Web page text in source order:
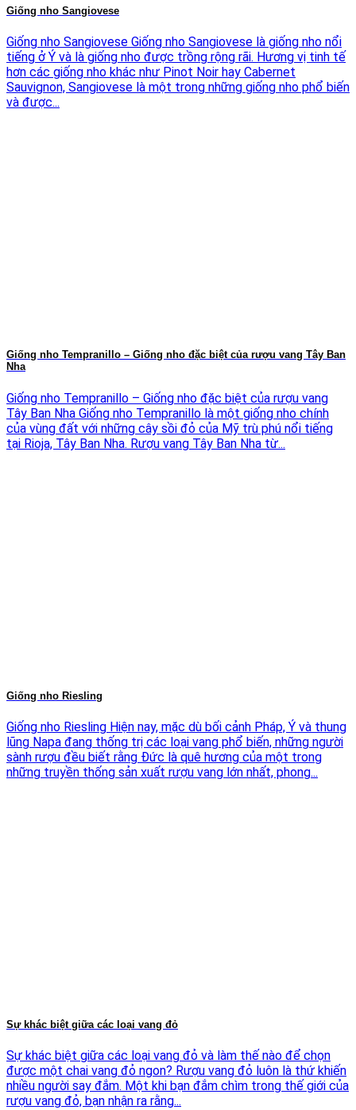
Giống nho Sangiovese
Giống nho Sangiovese Giống nho Sangiovese là giống nho nổi
tiếng ở Ý và là giống nho được trồng rộng rãi. Hương vị tinh tế
hơn các giống nho khác như Pinot Noir hay Cabernet
Sauvignon, Sangiovese là một trong những giống nho phổ biến
và được...
Giống nho Tempranillo – Giống nho đặc biệt của rượu vang Tây Ban
Nha
Giống nho Tempranillo – Giống nho đặc biệt của rượu vang
Tây Ban Nha Giống nho Tempranillo là một giống nho chính
của vùng đất với những cây sồi đỏ của Mỹ trù phú nổi tiếng
tại Rioja, Tây Ban Nha. Rượu vang Tây Ban Nha từ...
Giống nho Riesling
Giống nho Riesling Hiện nay, mặc dù bối cảnh Pháp, Ý và thung
lũng Napa đang thống trị các loại vang phổ biến, những người
sành rượu đều biết rằng Đức là quê hương của một trong
những truyền thống sản xuất rượu vang lớn nhất, phong...
Sự khác biệt giữa các loại vang đỏ
Sự khác biệt giữa các loại vang đỏ và làm thế nào để chọn
được một chai vang đỏ ngon? Rượu vang đỏ luôn là thứ khiến
nhiều người say đắm. Một khi bạn đắm chìm trong thế giới của
rượu vang đỏ, bạn nhận ra rằng...